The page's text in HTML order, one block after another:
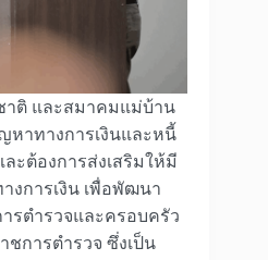
าติ และสมาคมแม่บ้าน
หาทางการเงินและหนี้
ะต้องการส่งเสริมให้มี
งการเงิน เพื่อพัฒนา
ตำรวจและครอบครัว
ชการตำรวจ ซึ่งเป็น